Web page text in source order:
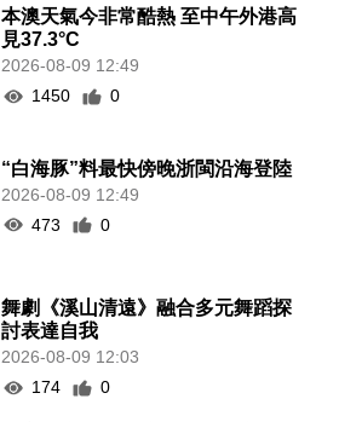
本澳天氣今非常酷熱 至中午外港高
見37.3°C
2026-08-09 12:49
1450
0
“白海豚”料最快傍晚浙閩沿海登陸
2026-08-09 12:49
473
0
舞劇《溪山清遠》融合多元舞蹈探
討表達自我
2026-08-09 12:03
174
0